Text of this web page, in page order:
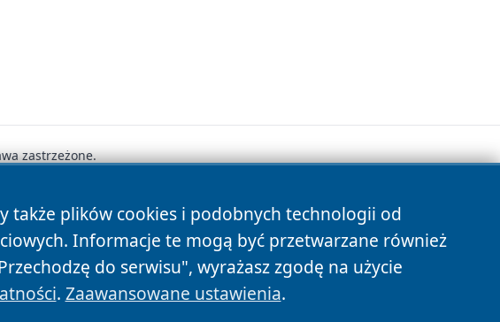
także plików cookies i podobnych technologii od
Informacje te mogą być przetwarzane również
do serwisu", wyrażasz zgodę na użycie
. Zaawansowane ustawienia.
zastrzeżone.
Cookies